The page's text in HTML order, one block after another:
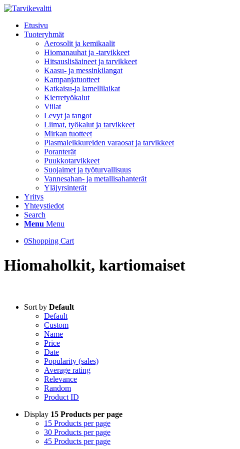
Etusivu
Tuoteryhmät
Aerosolit ja kemikaalit
Hiomanauhat ja -tarvikkeet
Hitsauslisäaineet ja tarvikkeet
Kaasu- ja messinkilangat
Kampanjatuotteet
Katkaisu-ja lamellilaikat
Kierretyökalut
Viilat
Levyt ja tangot
Liimat, työkalut ja tarvikkeet
Mirkan tuotteet
Plasmaleikkureiden varaosat ja tarvikkeet
Poranterät
Puukkotarvikkeet
Suojaimet ja työturvallisuus
Vannesahan- ja metallisahanterät
Yläjyrsinterät
Yritys
Yhteystiedot
Search
Menu Menu
0Shopping Cart
Hiomaholkit, kartiomaiset
Sort by Default
Default
Custom
Name
Price
Date
Popularity (sales)
Average rating
Relevance
Random
Product ID
Display 15 Products per page
15 Products per page
30 Products per page
45 Products per page